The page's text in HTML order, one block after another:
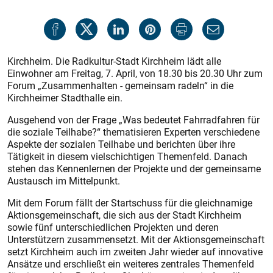
Kirchheim. Die Radkultur-Stadt Kirchheim lädt alle
Einwohner am Freitag, 7. April, von 18.30 bis 20.30 Uhr zum
Forum „Zusammenhalten - gemeinsam radeln“ in die
Kirchheimer Stadthalle ein.
Ausgehend von der Frage „Was bedeutet Fahrradfahren für
die soziale Teilhabe?“ thematisieren Experten verschiedene
Aspekte der sozialen Teilhabe und berichten über ihre
Tätigkeit in diesem vielschichtigen Themenfeld. Danach
stehen das Kennenlernen der Projekte und der gemeinsame
Austausch im Mittelpunkt.
Mit dem Forum fällt der Startschuss für die gleichnamige
Aktionsgemeinschaft, die sich aus der Stadt Kirchheim
sowie fünf unterschiedlichen Projekten und deren
Unterstützern zusammensetzt. Mit der Aktionsgemeinschaft
setzt Kirchheim auch im zweiten Jahr wieder auf innovative
Ansätze und erschließt ein weiteres zentrales Themenfeld